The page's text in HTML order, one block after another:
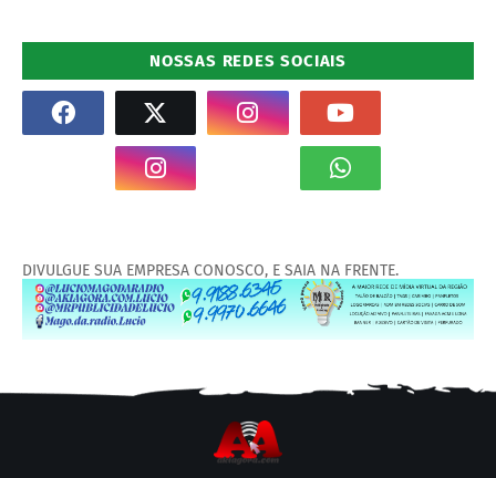
NOSSAS REDES SOCIAIS
DIVULGUE SUA EMPRESA CONOSCO, E SAIA NA FRENTE.